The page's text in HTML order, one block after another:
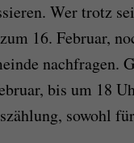
Wer trotz
16. Februar,
nachfragen.
bis um 18
sowohl